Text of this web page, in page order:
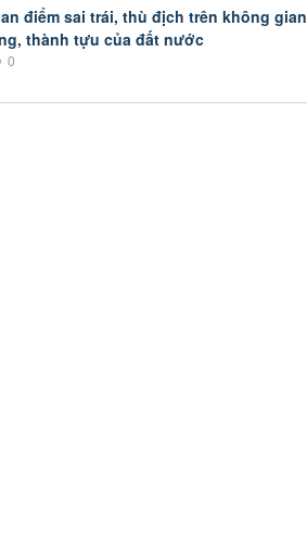
điểm sai trái, thù địch trên không gian
thành tựu của đất nước
0